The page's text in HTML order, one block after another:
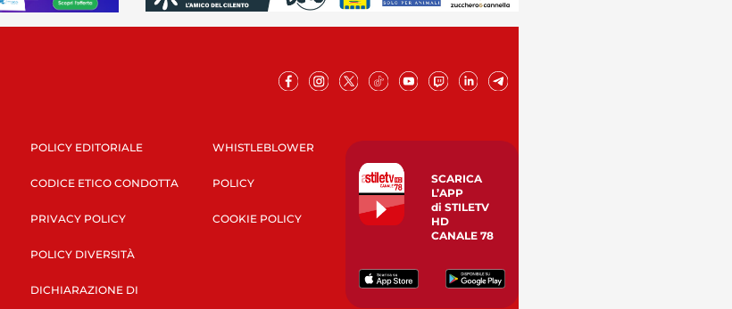
POLICY EDITORIALE
CODICE ETICO CONDOTTA
PRIVACY POLICY
POLICY DIVERSITÀ
DICHIARAZIONE DI
WHISTLEBLOWER
POLICY
COOKIE POLICY
SCARICA
L’APP
di STILETV
HD
CANALE 78